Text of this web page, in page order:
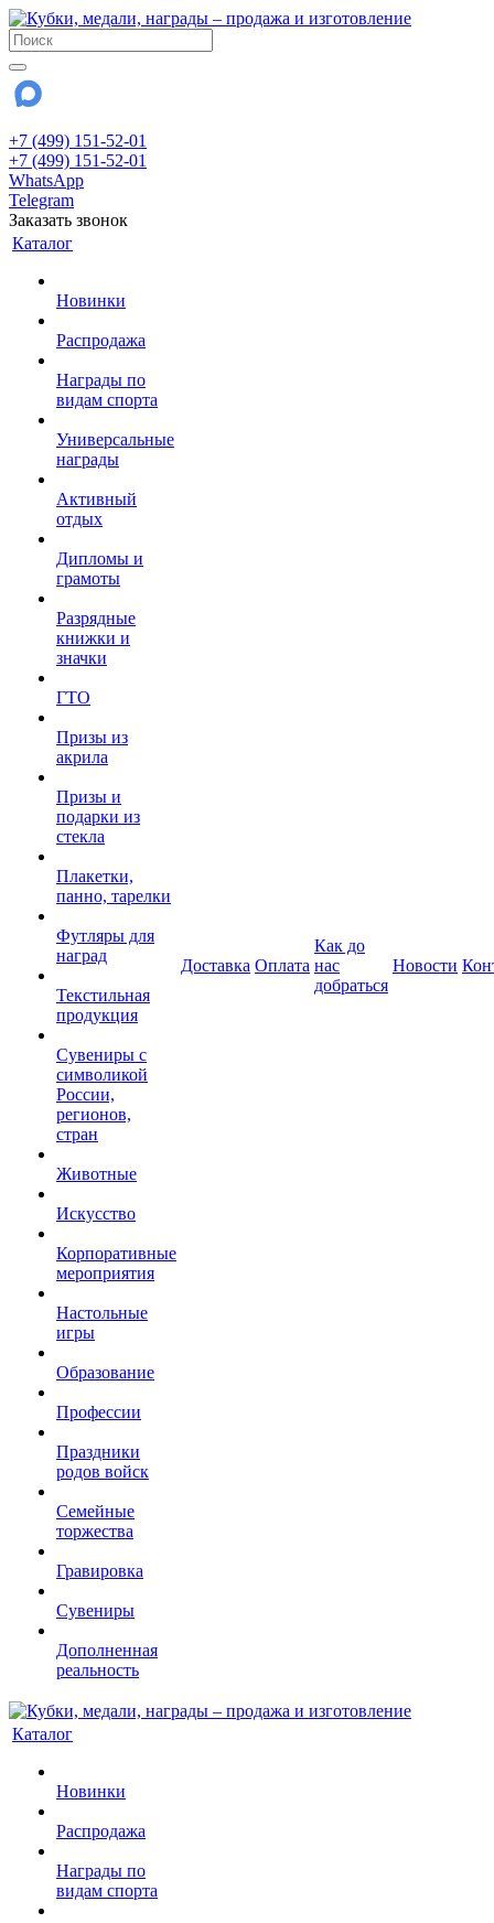
+7 (499) 151-52-01
+7 (499) 151-52-01
WhatsApp
Telegram
Заказать звонок
Каталог
Новинки
Распродажа
Награды по
видам спорта
Универсальные
награды
Активный
отдых
Дипломы и
грамоты
Разрядные
книжки и
значки
ГТО
Призы из
акрила
Призы и
подарки из
стекла
Плакетки,
панно, тарелки
Футляры для
наград
Текстильная
продукция
Сувениры с
символикой
России,
регионов,
стран
Животные
Искусство
Корпоративные
мероприятия
Настольные
игры
Образование
Профессии
Праздники
родов войск
Семейные
торжества
Гравировка
Сувениры
Дополненная
реальность
Доставка Оплата
Как до
нас
добраться
Новости
Каталог
Новинки
Распродажа
Награды по
видам спорта